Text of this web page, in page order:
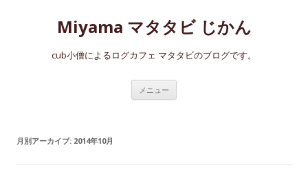
Miyama マタタビ じかん
cub小僧によるログカフェ マタタビのブログです。
メニュー
月別アーカイブ: 2014年10月